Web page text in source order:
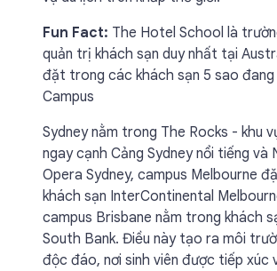
Fun Fact: The Hotel School là
quản trị khách sạn duy nhất tại
đặt trong các khách sạn 5 sao
Campus
Sydney nằm trong The Rocks - khu
ngay cạnh Cảng Sydney nổi tiếng và
Opera Sydney, campus Melbourne
khách sạn InterContinental
campus Brisbane nằm trong khách
South Bank. Điều này tạo ra môi
độc đáo, nơi sinh viên được tiếp xúc